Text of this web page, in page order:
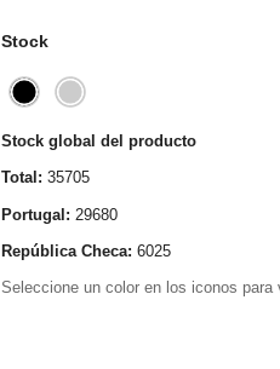
Stock
Stock global del producto
Total: 35705
Portugal: 29680
República Checa: 6025
Seleccione un color en los iconos para